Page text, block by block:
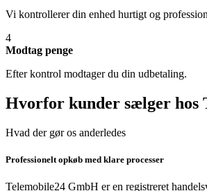
Vi kontrollerer din enhed hurtigt og
4
Modtag penge
Efter kontrol modtager du din udbetaling.
Hvorfor kunder sælger hos
Hvad der gør os anderledes
Professionelt opkøb med klare processer
Telemobile24 GmbH er en registreret